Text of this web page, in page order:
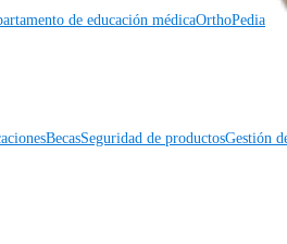
de educación médicaOrthoPedia
BecasSeguridad de productosGestión